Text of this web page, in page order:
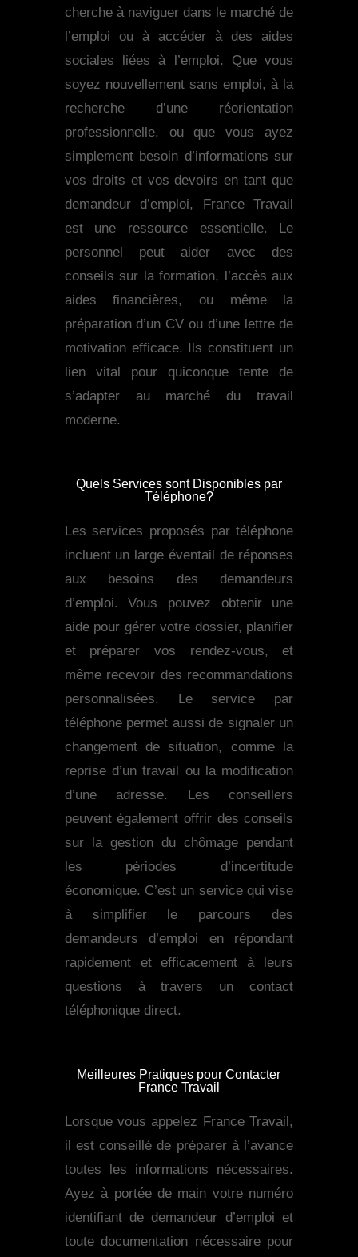
cherche à naviguer dans le marché de
l’emploi ou à accéder à des aides
sociales liées à l’emploi. Que vous
soyez nouvellement sans emploi, à la
recherche d’une réorientation
professionnelle, ou que vous ayez
simplement besoin d’informations sur
vos droits et vos devoirs en tant que
demandeur d’emploi, France Travail
est une ressource essentielle. Le
personnel peut aider avec des
conseils sur la formation, l’accès aux
aides financières, ou même la
préparation d’un CV ou d’une lettre de
motivation efficace. Ils constituent un
lien vital pour quiconque tente de
s’adapter au marché du travail
moderne.
Quels Services sont Disponibles par
Téléphone?
Les services proposés par téléphone
incluent un large éventail de réponses
aux besoins des demandeurs
d’emploi. Vous pouvez obtenir une
aide pour gérer votre dossier, planifier
et préparer vos rendez-vous, et
même recevoir des recommandations
personnalisées. Le service par
téléphone permet aussi de signaler un
changement de situation, comme la
reprise d’un travail ou la modification
d’une adresse. Les conseillers
peuvent également offrir des conseils
sur la gestion du chômage pendant
les périodes d’incertitude
économique. C’est un service qui vise
à simplifier le parcours des
demandeurs d’emploi en répondant
rapidement et efficacement à leurs
questions à travers un contact
téléphonique direct.
Meilleures Pratiques pour Contacter
France Travail
Lorsque vous appelez France Travail,
il est conseillé de préparer à l’avance
toutes les informations nécessaires.
Ayez à portée de main votre numéro
identifiant de demandeur d’emploi et
toute documentation nécessaire pour